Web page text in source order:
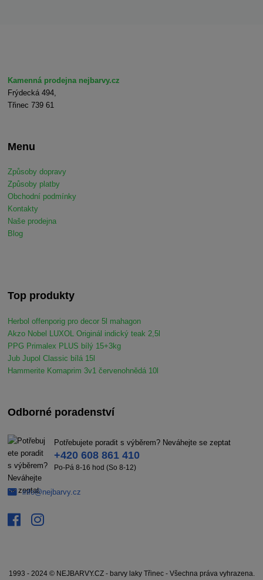
Kamenná prodejna nejbarvy.cz
Frýdecká 494,
Třinec 739 61
Menu
Způsoby dopravy
Způsoby platby
Obchodní podmínky
Kontakty
Naše prodejna
Blog
Top produkty
Herbol offenporig pro decor 5l mahagon
Akzo Nobel LUXOL Originál indický teak 2,5l
PPG Primalex PLUS bílý 15+3kg
Jub Jupol Classic bílá 15l
Hammerite Komaprim 3v1 červenohnědá 10l
Odborné poradenství
Potřebujete poradit s výběrem? Neváhejte se zeptat
+420 608 861 410
Po-Pá 8-16 hod (So 8-12)
info@nejbarvy.cz
1993 - 2024 © NEJBARVY.CZ - barvy laky Třinec - Všechna práva vyhrazena.